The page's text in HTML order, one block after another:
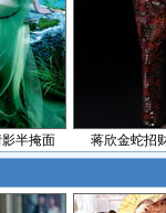
半掩面 蒋欣金蛇招